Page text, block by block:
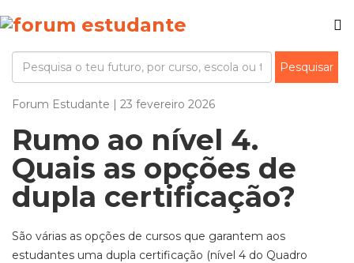
Forum Estudante | 23 fevereiro 2026
Rumo ao nível 4.
Quais as opções de
dupla certificação?
São várias as opções de cursos que garantem aos
estudantes uma dupla certificação (nível 4 do Quadro